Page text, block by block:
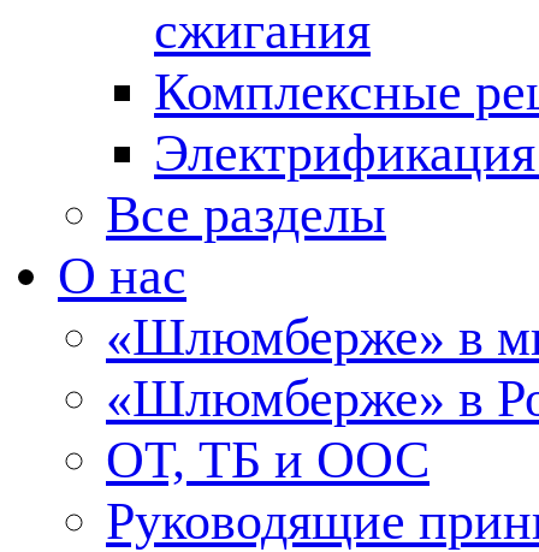
сжигания
Комплексные
Все разделы
О нас
«Шлюмберже» в
«Шлюмберже» в
ОТ, ТБ и ООС
Руководящие